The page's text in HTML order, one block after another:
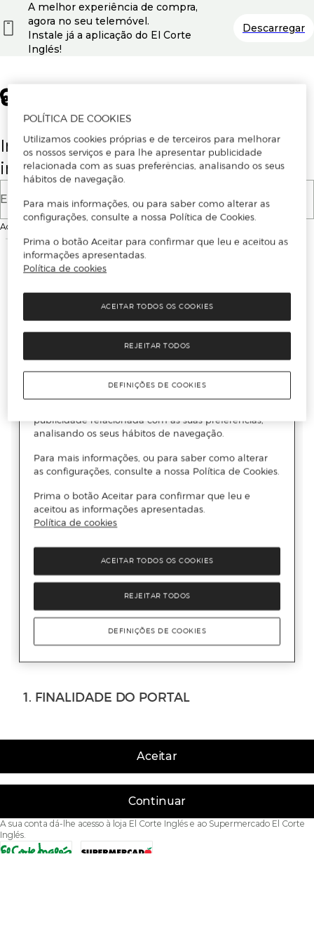
Insira o seu email para se registar ou
iniciar sessão.
E-mail
Ao continuar, aceitas as
Aceitar
Continuar
A sua conta dá-lhe acesso à loja El Corte Inglés e ao Supermercado El Corte
Inglés.
A melhor experiência de compra,
agora no seu telemóvel.
Instale já a aplicação do El Corte
Inglés!
Descarregar
POLÍTICA DE COOKIES
Utilizamos cookies próprias e de terceiros para melhorar
os nossos serviços e para lhe apresentar publicidade
relacionada com as suas preferências, analisando os seus
hábitos de navegação.
Para mais informações, ou para saber como alterar as
configurações, consulte a nossa Política de Cookies.
Prima o botão Aceitar para confirmar que leu e aceitou as
informações apresentadas.
Política de cookies
REJEITAR TODOS
ACEITAR TODOS OS COOKIES
DEFINIÇÕES DE COOKIES